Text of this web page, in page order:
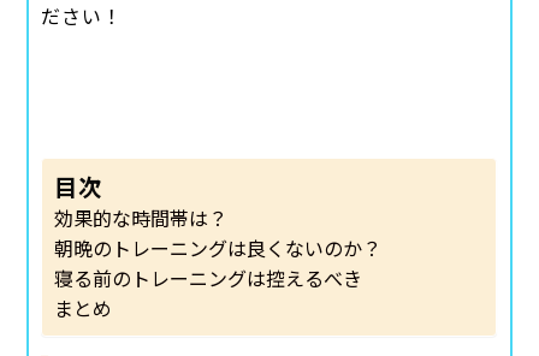
ださい！
目次
効果的な時間帯は？
朝晩のトレーニングは良くないのか？
寝る前のトレーニングは控えるべき
まとめ